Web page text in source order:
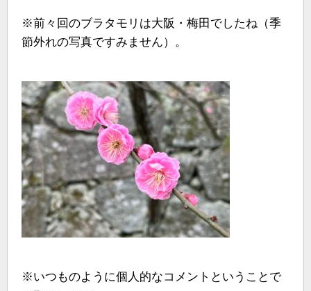
※前々回のブラタモリは大阪・梅田でしたね（季
節外れの写真ですみません）。
※いつものように個人的なコメントということで